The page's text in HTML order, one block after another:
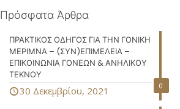
Πρόσφατα Άρθρα
0
ΠΡΑΚΤΙΚΟΣ ΟΔΗΓΟΣ ΓΙΑ ΤΗΝ ΓΟΝΙΚΗ
ΜΕΡΙΜΝΑ – (ΣΥΝ)ΕΠΙΜΕΛΕΙΑ –
ΕΠΙΚΟΙΝΩΝΙΑ ΓΟΝΕΩΝ & ΑΝΗΛΙΚΟΥ
ΤΕΚΝΟΥ
30 Δεκεμβρίου, 2021